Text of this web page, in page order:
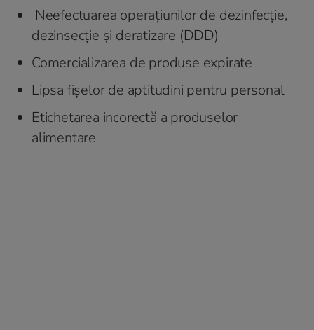
Neefectuarea operațiunilor de dezinfecție,
dezinsecție și deratizare (DDD)
Comercializarea de produse expirate
Lipsa fișelor de aptitudini pentru personal
Etichetarea incorectă a produselor
alimentare